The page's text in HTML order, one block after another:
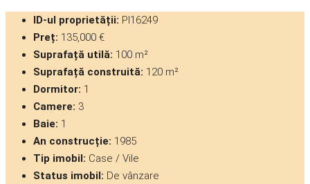
ID-ul proprietății: PI16249
Preț: 135,000 €
Suprafață utilă: 100 m²
Suprafață construită: 120 m²
Dormitor: 1
Camere: 3
Baie: 1
An construcție: 1985
Tip imobil: Case / Vile
Status imobil: De vânzare